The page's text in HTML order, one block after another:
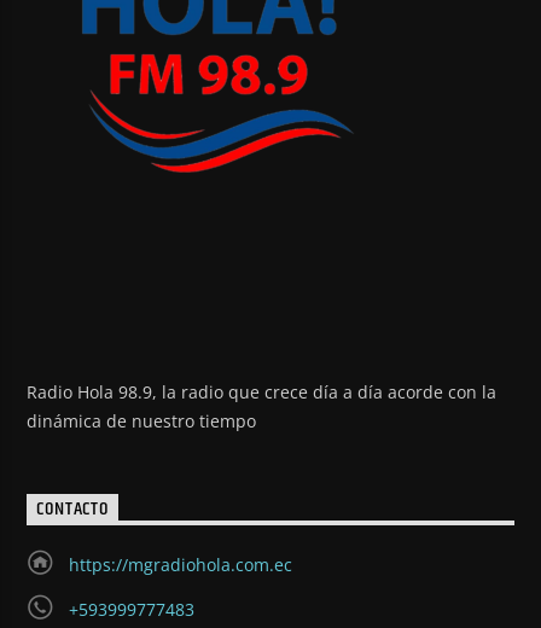
Radio Hola 98.9, la radio que crece día a día acorde con la
dinámica de nuestro tiempo
CONTACTO
https://mgradiohola.com.ec
+593999777483